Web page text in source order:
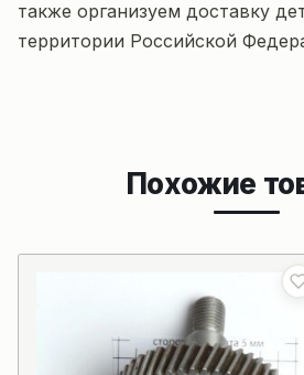
также организуем доставку
территории Российской
Похожие